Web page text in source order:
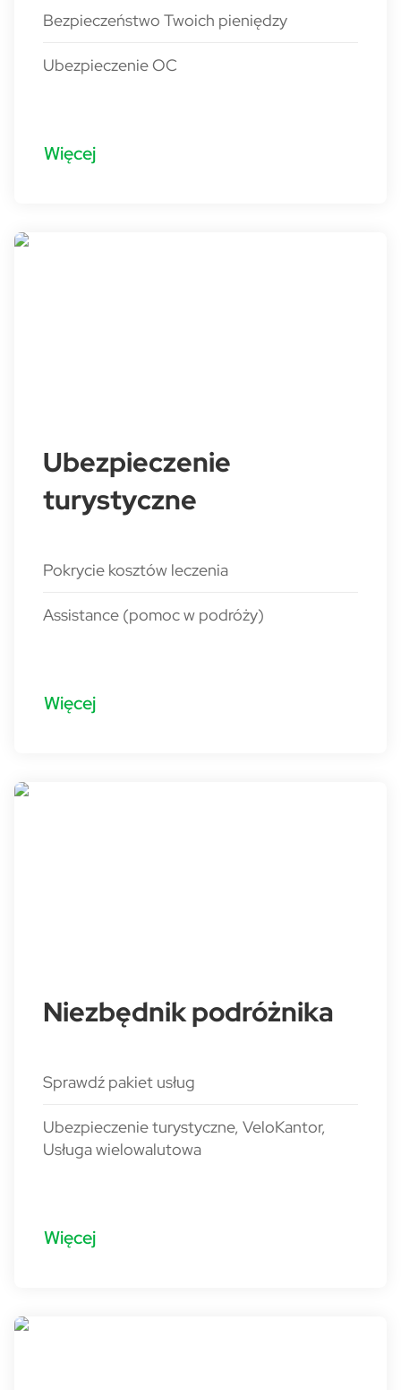
Bezpieczeństwo Twoich pieniędzy
Ubezpieczenie OC
Więcej
Ubezpieczenie
turystyczne
Pokrycie kosztów leczenia
Assistance (pomoc w podróży)
Więcej
Niezbędnik podróżnika
Sprawdź pakiet usług
Ubezpieczenie turystyczne, VeloKantor,
Usługa wielowalutowa
Więcej